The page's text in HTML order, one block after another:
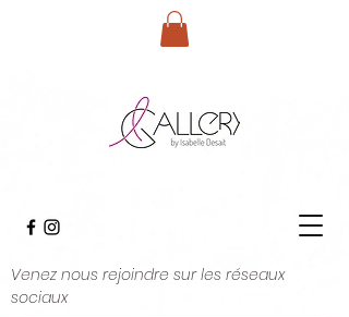
Venez nous rejoindre sur les réseaux
sociaux